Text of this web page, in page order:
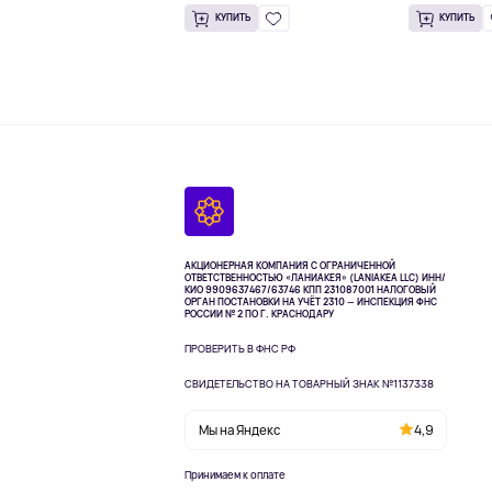
КУПИТЬ КУПИТЬ
АКЦИОНЕРНАЯ КОМПАНИЯ С ОГРАНИЧЕННОЙ
ОТВЕТСТВЕННОСТЬЮ «ЛАНИАКЕЯ» (LANIAKEA LLC) ИНН/
КИО 9909637467/63746 КПП 231087001НАЛОГОВЫЙ
ОРГАН ПОСТАНОВКИ НА УЧЁТ 2310 — ИНСПЕКЦИЯ ФНС
РОССИИ № 2 ПО Г. КРАСНОДАРУ
ПРОВЕРИТЬ В ФНС РФ
СВИДЕТЕЛЬСТВО НА ТОВАРНЫЙ ЗНАК №1137338
Мы на Яндекс 4,9
Принимаем к оплате